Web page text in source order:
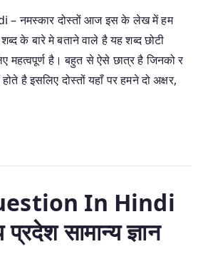
– नमस्कार दोस्तों आज इस के लेख में हम
के बारे मे बताने वाले है यह शब्द छोटी
महत्वपूर्ण है। बहुत से ऐसे छात्र है जिनको र
है इसलिए दोस्तों यहाँ पर हमने दो अक्षर,
In Hindi
सामान्य ज्ञान